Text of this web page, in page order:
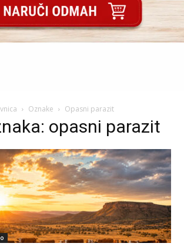
Oznake Opasni parazit
opasni parazit